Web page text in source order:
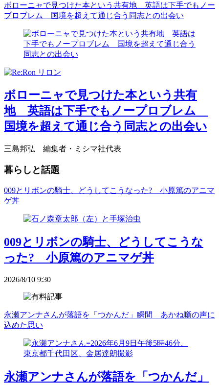
ボローニャで見つけた本という共有地 英語は下手でもノー
プロブレム 国境を超えて通じ合う同志との出会い
ボローニャで見つけた本という共有
地 英語は下手でもノープロブレム
国境を超えて通じ合う同志との出会い
三島邦弘 編集者・ミシマ社代表
暮らしと話題
009とリボンの騎士、どうしてこうなった? 小原篤のアニマ
ゲ丼
009とリボンの騎士、どうしてこうな
った? 小原篤のアニマゲ丼
2026/8/10 9:30
永瀬アンナさんが落語を「つかんだ」瞬間 あかね噺の声に
込めた思い
永瀬アンナさんが落語を「つかんだ」